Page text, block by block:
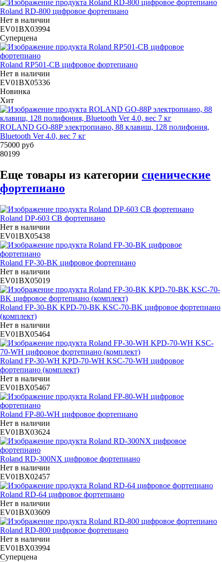
Roland RD-800 цифровое фортепиано
Нет в наличии
EV01BX03994
Суперцена
Roland RP501-CB цифровое фортепиано
Нет в наличии
EV01BX05336
Новинка
Хит
ROLAND GO-88P электропиано, 88 клавиш, 128 полифония,
Bluetooth Ver 4.0, вес 7 кг
75000 руб
80199
Еще товары из категории сценические
фортепиано
Roland DP-603 CB фортепиано
Нет в наличии
EV01BX05438
Roland FP-30-BK цифровое фортепиано
Нет в наличии
EV01BX05019
Roland FP-30-BK KPD-70-BK KSC-70-BK цифровое фортепиано
(комплект)
Нет в наличии
EV01BX05464
Roland FP-30-WH KPD-70-WH KSC-70-WH цифровое
фортепиано (комплект)
Нет в наличии
EV01BX05467
Roland FP-80-WH цифровое фортепиано
Нет в наличии
EV01BX03624
Roland RD-300NX цифровое фортепиано
Нет в наличии
EV01BX02457
Roland RD-64 цифровое фортепиано
Нет в наличии
EV01BX03609
Roland RD-800 цифровое фортепиано
Нет в наличии
EV01BX03994
Суперцена